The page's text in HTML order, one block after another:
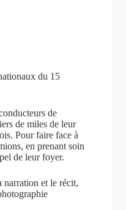
du 15
de
de miles de leur
Pour faire face à
en prenant soin
de leur foyer.
narration et le récit,